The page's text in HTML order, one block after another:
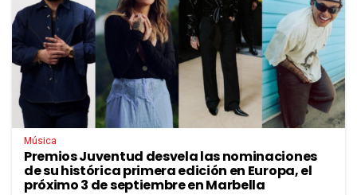
Música
Premios Juventud desvela las nominaciones
de su histórica primera edición en Europa, el
próximo 3 de septiembre en Marbella